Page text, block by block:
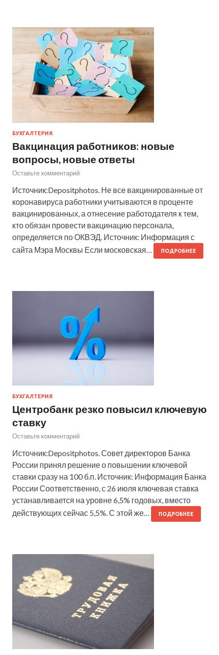
БУХГАЛТЕРИЯ
Вакцинация работников: новые
вопросы, новые ответы
Оставьте комментарий
Источник:Depositphotos. Не все вакцинированные от
коронавируса работники учитываются в проценте
вакцинированных, а отнесение работодателя к тем,
кто обязан провести вакцинацию персонала,
определяется по ОКВЭД. Источник: Информация с
сайта Мэра Москвы Если московская…
ПОДРОБНЕЕ
БУХГАЛТЕРИЯ
Центробанк резко повысил ключевую
ставку
Оставьте комментарий
Источник:Depositphotos. Совет директоров Банка
России принял решение о повышении ключевой
ставки сразу на 100 б.п. Источник: Информация Банка
России Соответственно, с 26 июля ключевая ставка
устанавливается на уровне 6,5% годовых, вместо
действующих сейчас 5,5%. С этой же…
ПОДРОБНЕЕ